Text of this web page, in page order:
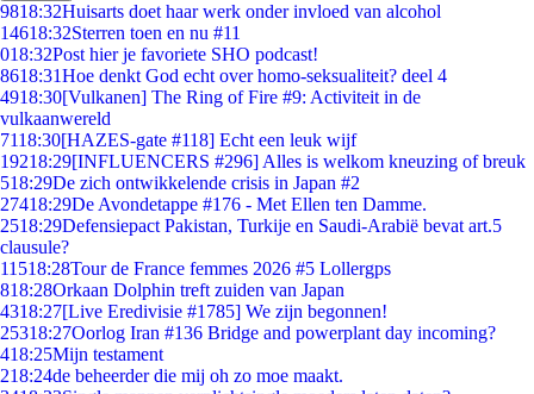
9818:32Huisarts doet haar werk onder invloed van alcohol
14618:32Sterren toen en nu #11
018:32Post hier je favoriete SHO podcast!
8618:31Hoe denkt God echt over homo-seksualiteit? deel 4
4918:30[Vulkanen] The Ring of Fire #9: Activiteit in de
vulkaanwereld
7118:30[HAZES-gate #118] Echt een leuk wijf
19218:29[INFLUENCERS #296] Alles is welkom kneuzing of breuk
518:29De zich ontwikkelende crisis in Japan #2
27418:29De Avondetappe #176 - Met Ellen ten Damme.
2518:29Defensiepact Pakistan, Turkije en Saudi-Arabië bevat art.5
clausule?
11518:28Tour de France femmes 2026 #5 Lollergps
818:28Orkaan Dolphin treft zuiden van Japan
4318:27[Live Eredivisie #1785] We zijn begonnen!
25318:27Oorlog Iran #136 Bridge and powerplant day incoming?
418:25Mijn testament
218:24de beheerder die mij oh zo moe maakt.